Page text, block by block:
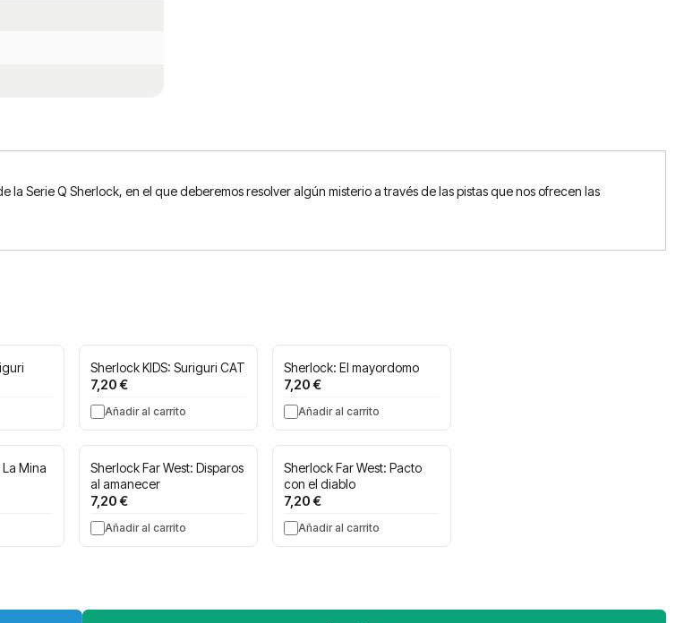
Serie Q Sherlock, en el que deberemos resolver algún misterio a través de las pistas que nos ofrecen las
Sherlock KIDS: Suriguri CAT
7,20 €
Añadir al carrito
Sherlock: El mayordomo
7,20 €
Añadir al carrito
Mina
Sherlock Far West: Disparos
al amanecer
7,20 €
Añadir al carrito
Sherlock Far West: Pacto
con el diablo
7,20 €
Añadir al carrito